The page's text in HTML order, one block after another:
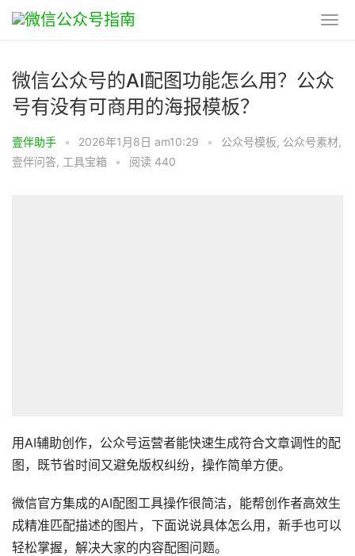
微信公众号的AI配图功能怎么用？公众
号有没有可商用的海报模板？
壹伴助手 • 2026年1月8日 am10:29 • 公众号模板, 公众号素材,
壹伴问答, 工具宝箱 • 阅读 440
用AI辅助创作，公众号运营者能快速生成符合文章调性的配
图，既节省时间又避免版权纠纷，操作简单方便。
微信官方集成的AI配图工具操作很简洁，能帮创作者高效生
成精准匹配描述的图片，下面说说具体怎么用，新手也可以
轻松掌握，解决大家的内容配图问题。